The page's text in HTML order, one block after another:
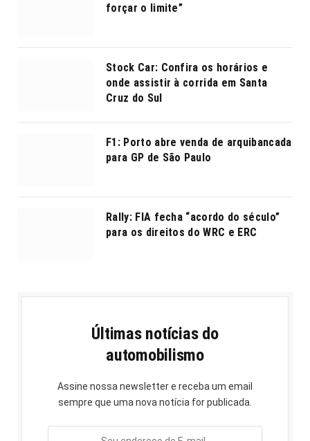
forçar o limite”
Stock Car: Confira os horários e
onde assistir à corrida em Santa
Cruz do Sul
F1: Porto abre venda de arquibancada
para GP de São Paulo
Rally: FIA fecha “acordo do século”
para os direitos do WRC e ERC
Últimas notícias do
automobilismo
Assine nossa newsletter e receba um email
sempre que uma nova notícia for publicada.